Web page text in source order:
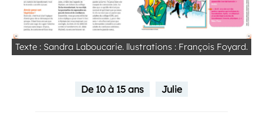
Texte : Sandra Laboucarie. llustrations : François Foyard.
De 10 à 15 ans Julie